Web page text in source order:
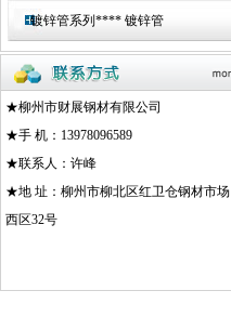
镀锌管系列**** 镀锌管
★柳州市财展钢材有限公司
★手 机：13978096589
★联系人：许峰
★地 址：柳州市柳北区红卫仓钢材市场
西区32号